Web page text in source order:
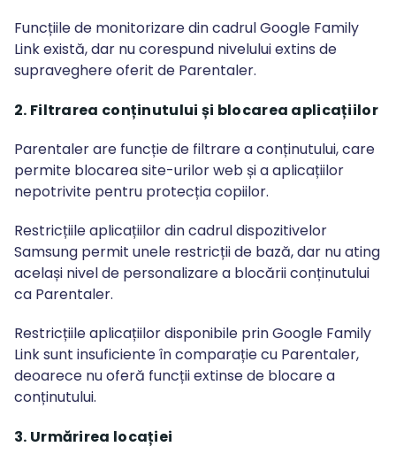
Funcțiile de monitorizare din cadrul Google Family
Link există, dar nu corespund nivelului extins de
supraveghere oferit de Parentaler.
2. Filtrarea conținutului și blocarea aplicațiilor
Parentaler are funcție de filtrare a conținutului, care
permite blocarea site-urilor web și a aplicațiilor
nepotrivite pentru protecția copiilor.
Restricțiile aplicațiilor din cadrul dispozitivelor
Samsung permit unele restricții de bază, dar nu ating
același nivel de personalizare a blocării conținutului
ca Parentaler.
Restricțiile aplicațiilor disponibile prin Google Family
Link sunt insuficiente în comparație cu Parentaler,
deoarece nu oferă funcții extinse de blocare a
conținutului.
3. Urmărirea locației